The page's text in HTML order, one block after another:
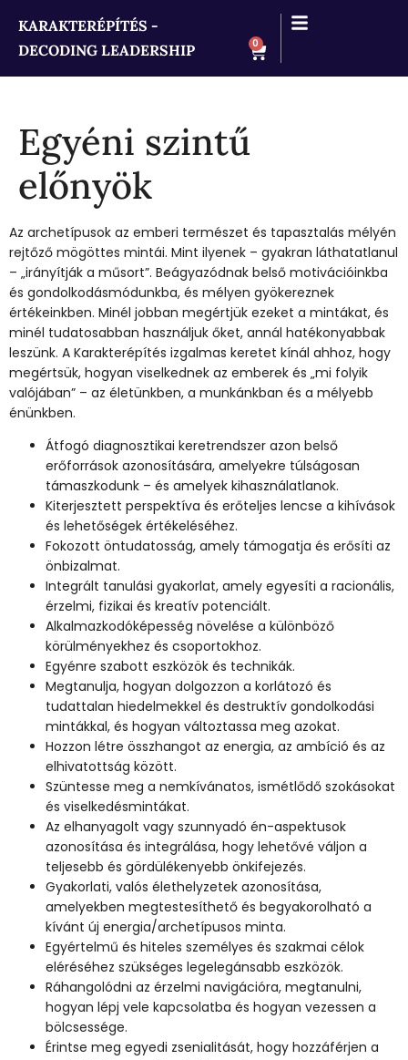
KARAKTERÉPÍTÉS -
DECODING LEADERSHIP
0
Egyéni szintű
előnyök
Az archetípusok az emberi természet és tapasztalás mélyén
rejtőző mögöttes mintái. Mint ilyenek – gyakran láthatatlanul
– „irányítják a műsort”. Beágyazódnak belső motivációinkba
és gondolkodásmódunkba, és mélyen gyökereznek
értékeinkben. Minél jobban megértjük ezeket a mintákat, és
minél tudatosabban használjuk őket, annál hatékonyabbak
leszünk. A Karakterépítés izgalmas keretet kínál ahhoz, hogy
megértsük, hogyan viselkednek az emberek és „mi folyik
valójában” – az életünkben, a munkánkban és a mélyebb
énünkben.
Átfogó diagnosztikai keretrendszer azon belső
erőforrások azonosítására, amelyekre túlságosan
támaszkodunk – és amelyek kihasználatlanok.
Kiterjesztett perspektíva és erőteljes lencse a kihívások
és lehetőségek értékeléséhez.
Fokozott öntudatosság, amely támogatja és erősíti az
önbizalmat.
Integrált tanulási gyakorlat, amely egyesíti a racionális,
érzelmi, fizikai és kreatív potenciált.
Alkalmazkodóképesség növelése a különböző
körülményekhez és csoportokhoz.
Egyénre szabott eszközök és technikák.
Megtanulja, hogyan dolgozzon a korlátozó és
tudattalan hiedelmekkel és destruktív gondolkodási
mintákkal, és hogyan változtassa meg azokat.
Hozzon létre összhangot az energia, az ambíció és az
elhivatottság között.
Szüntesse meg a nemkívánatos, ismétlődő szokásokat
és viselkedésmintákat.
Az elhanyagolt vagy szunnyadó én-aspektusok
azonosítása és integrálása, hogy lehetővé váljon a
teljesebb és gördülékenyebb önkifejezés.
Gyakorlati, valós élethelyzetek azonosítása,
amelyekben megtestesíthető és begyakorolható a
kívánt új energia/archetípusos minta.
Egyértelmű és hiteles személyes és szakmai célok
eléréséhez szükséges legelegánsabb eszközök.
Ráhangolódni az érzelmi navigációra, megtanulni,
hogyan lépj vele kapcsolatba és hogyan vezessen a
bölcsessége.
Érintse meg egyedi zsenialitását, hogy hozzáférjen a